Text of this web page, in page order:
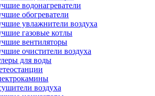
водонагреватели
обогреватели
увлажнители воздуха
газовые котлы
вентиляторы
очистители воздуха
для воды
воздуха